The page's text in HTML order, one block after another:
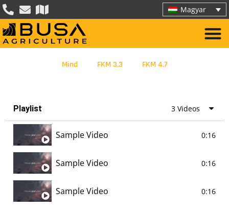
Magyar
Mind FKM 3.3 FKM 4.7
Playlist 3 Videos
Sample Video 0:16
Sample Video 0:16
Sample Video 0:16